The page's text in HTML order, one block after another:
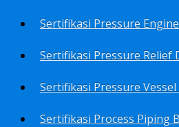
Sertifikasi Pressure
Sertifikasi Pressure Relief
Sertifikasi Pressure Vessel
Sertifikasi Process Piping